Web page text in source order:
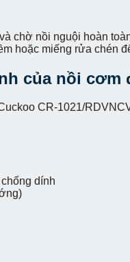
chờ nồi nguội hoàn
hoặc miếng rửa chén
của nồi cơm
CR-1021/
dính